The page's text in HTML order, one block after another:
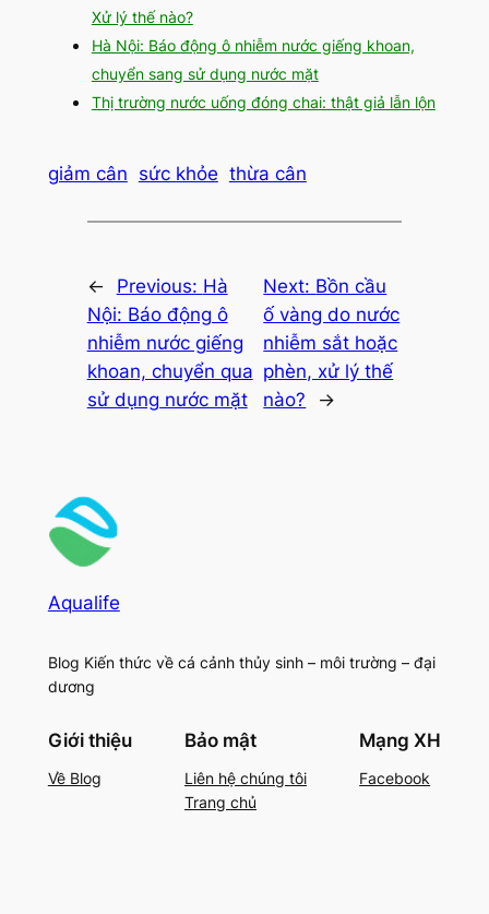
Xử lý thế nào?
Hà Nội: Báo động ô nhiễm nước giếng khoan,
chuyển sang sử dụng nước mặt
Thị trường nước uống đóng chai: thật giả lẫn lộn
giảm cân sức khỏe thừa cân
← Previous: Hà
Nội: Báo động ô
nhiễm nước giếng
khoan, chuyển qua
sử dụng nước mặt
Next: Bồn cầu
ố vàng do nước
nhiễm sắt hoặc
phèn, xử lý thế
nào?
→
Aqualife
Blog Kiến thức về cá cảnh thủy sinh – môi trường – đại
dương
Giới thiệu
Về Blog
Bảo mật
Liên hệ chúng tôi
Trang chủ
Mạng XH
Facebook